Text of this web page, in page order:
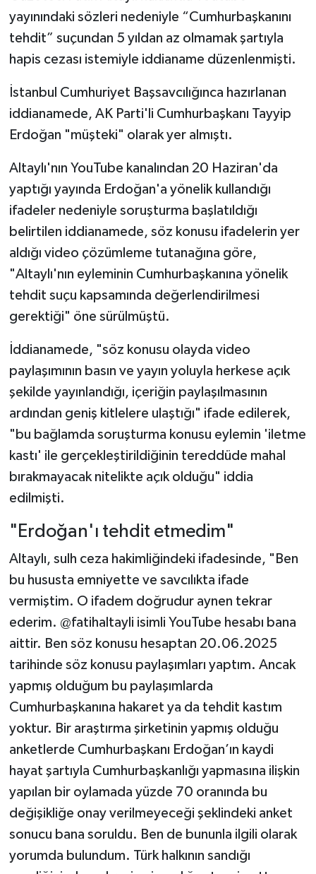
yayınındaki sözleri nedeniyle “Cumhurbaşkanını
tehdit” suçundan 5 yıldan az olmamak şartıyla
hapis cezası istemiyle iddianame düzenlenmişti.
İstanbul Cumhuriyet Başsavcılığınca hazırlanan
iddianamede, AK Parti'li Cumhurbaşkanı Tayyip
Erdoğan "müşteki" olarak yer almıştı.
Altaylı'nın YouTube kanalından 20 Haziran'da
yaptığı yayında Erdoğan'a yönelik kullandığı
ifadeler nedeniyle soruşturma başlatıldığı
belirtilen iddianamede, söz konusu ifadelerin yer
aldığı video çözümleme tutanağına göre,
"Altaylı'nın eyleminin Cumhurbaşkanına yönelik
tehdit suçu kapsamında değerlendirilmesi
gerektiği" öne sürülmüştü.
İddianamede, "söz konusu olayda video
paylaşımının basın ve yayın yoluyla herkese açık
şekilde yayınlandığı, içeriğin paylaşılmasının
ardından geniş kitlelere ulaştığı" ifade edilerek,
"bu bağlamda soruşturma konusu eylemin 'iletme
kastı' ile gerçekleştirildiğinin tereddüde mahal
bırakmayacak nitelikte açık olduğu" iddia
edilmişti.
"Erdoğan'ı tehdit etmedim"
Altaylı, sulh ceza hakimliğindeki ifadesinde, "Ben
bu hususta emniyette ve savcılıkta ifade
vermiştim. O ifadem doğrudur aynen tekrar
ederim. @fatihaltayli isimli YouTube hesabı bana
aittir. Ben söz konusu hesaptan 20.06.2025
tarihinde söz konusu paylaşımları yaptım. Ancak
yapmış olduğum bu paylaşımlarda
Cumhurbaşkanına hakaret ya da tehdit kastım
yoktur. Bir araştırma şirketinin yapmış olduğu
anketlerde Cumhurbaşkanı Erdoğan’ın kaydi
hayat şartıyla Cumhurbaşkanlığı yapmasına ilişkin
yapılan bir oylamada yüzde 70 oranında bu
değişikliğe onay verilmeyeceği şeklindeki anket
sonucu bana soruldu. Ben de bununla ilgili olarak
yorumda bulundum. Türk halkının sandığı